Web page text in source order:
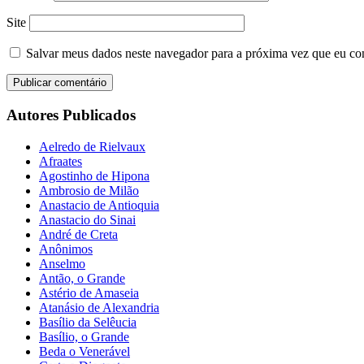
Site
Salvar meus dados neste navegador para a próxima vez que eu
Autores Publicados
Aelredo de Rielvaux
Afraates
Agostinho de Hipona
Ambrosio de Milão
Anastacio de Antioquia
Anastacio do Sinai
André de Creta
Anônimos
Anselmo
Antão, o Grande
Astério de Amaseia
Atanásio de Alexandria
Basílio da Selêucia
Basílio, o Grande
Beda o Venerável